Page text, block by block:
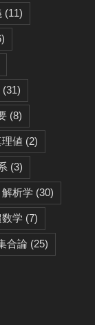
(11)
(31)
(8)
値 (2)
(3)
解析学 (30)
数学 (7)
合論 (25)